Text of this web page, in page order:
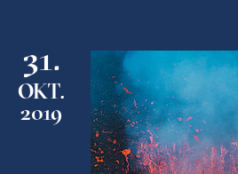
31.
OKT.
2019